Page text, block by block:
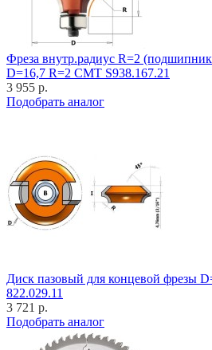
Фреза внутр.радиус R=2
D=16,7 R=2 CMT S938.167.21
3 955 р.
Подобрать аналог
Диск пазовый для концевой фрезы
822.029.11
3 721 р.
Подобрать аналог